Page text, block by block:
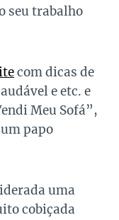
seu trabalho
com dicas de
e etc. e
Meu Sofá”,
papo
uma
cobiçada